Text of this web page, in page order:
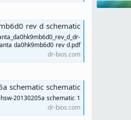
rev d schematic
da0hk9mb6d0 rev d.pdf
dr-bios.com
schematic schematic
20130205a schematic 1
dr-bios.com